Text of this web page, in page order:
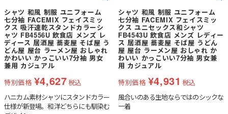
シャツ 和風 制服 ユニフォーム
七分袖 FACEMIX フェイスミッ
クス 吸汗速乾スタンドカラーシ
ャツ FB4556U 飲食店 メンズ レ
ディース 居酒屋 蕎麦屋 そば屋 う
どん屋 屋台 ラーメン屋 おしゃれ
かわいい かっこいい7分袖 男女
兼用 カジュアル
特別価格 ¥4,627税込
ハニカム素材シャツにスタンドカラー
仕様が新登場。和洋どちらにも馴染む
シャツ 和風 制服 ユニフォーム
七分袖 FACEMIX フェイスミッ
クス ユニセックス和シャツ
FB4543U 飲食店 メンズ レディー
ス 居酒屋 蕎麦屋 そば屋 うどん
屋 屋台 ラーメン屋 おしゃれ か
わいい かっこいい7分袖 男女兼
用 カジュアル
特別価格 ¥4,931 税込
風合いのある生地ならではのシックな
一着